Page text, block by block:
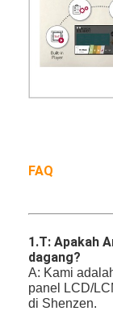
FAQ
1.T: Apakah
dagang?
A: Kami
panel LCD/
di Shenzen.